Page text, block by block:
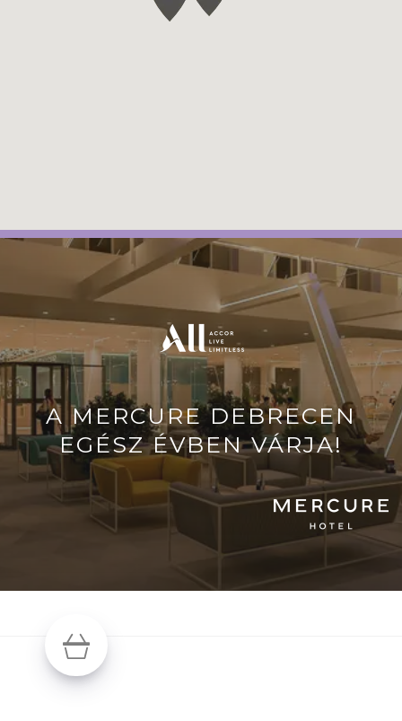
A MERCURE DEBRECEN
EGÉSZ ÉVBEN VÁRJA!